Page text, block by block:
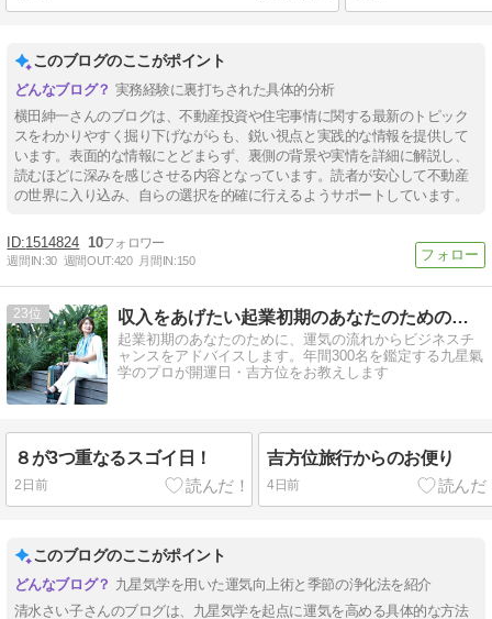
このブログのここがポイント
実務経験に裏打ちされた具体的分析
横田紳一さんのブログは、不動産投資や住宅事情に関する最新のトピック
スをわかりやすく掘り下げながらも、鋭い視点と実践的な情報を提供して
います。表面的な情報にとどまらず、裏側の背景や実情を詳細に解説し、
読むほどに深みを感じさせる内容となっています。読者が安心して不動産
の世界に入り込み、自らの選択を的確に行えるようサポートしています。
1514824 10
週間IN:30 週間OUT:420 月間IN:150
23 収入をあげたい起業初期のあなたのための九星氣学鑑定
起業初期のあなたのために、運気の流れからビジネスチ
ャンスをアドバイスします。年間300名を鑑定する九星氣
学のプロが開運日・吉方位をお教えします
８が3つ重なるスゴイ日！
2日前
吉方位旅行からのお便り
4日前
このブログのここがポイント
九星気学を用いた運気向上術と季節の浄化法を紹介
清水さい子さんのブログは、九星気学を起点に運気を高める具体的な方法